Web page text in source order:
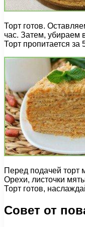
Торт готов.
час. Затем, убираем
Торт пропитается за
Перед подачей торт
Орехи, листочки
Торт готов,
Совет от